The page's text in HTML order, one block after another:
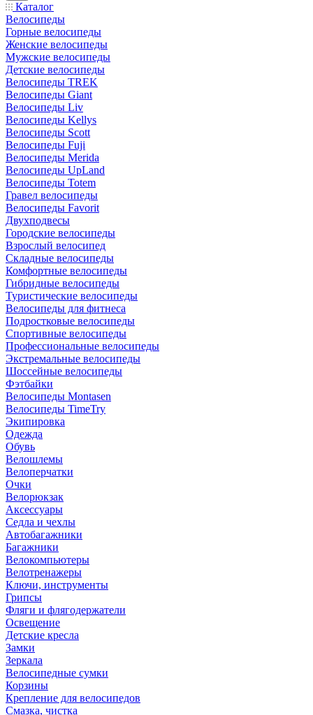
Каталог
Велосипеды
Горные велосипеды
Женские велосипеды
Мужские велосипеды
Детские велосипеды
Велосипеды TREK
Велосипеды Giant
Велосипеды Liv
Велосипеды Kellys
Велосипеды Scott
Велосипеды Fuji
Велосипеды Merida
Велосипеды UpLand
Велосипеды Totem
Гравел велосипеды
Велосипеды Favorit
Двухподвесы
Городские велосипеды
Взрослый велосипед
Складные велосипеды
Комфортные велосипеды
Гибридные велосипеды
Туристические велосипеды
Велосипеды для фитнеса
Подростковые велосипеды
Спортивные велосипеды
Профессиональные велосипеды
Экстремальные велосипеды
Шоссейные велосипеды
Фэтбайки
Велосипеды Montasen
Велосипеды TimeTry
Экипировка
Одежда
Обувь
Велошлемы
Велоперчатки
Очки
Велорюкзак
Аксессуары
Седла и чехлы
Автобагажники
Багажники
Велокомпьютеры
Велотренажеры
Ключи, инструменты
Грипсы
Фляги и флягодержатели
Освещение
Детские кресла
Замки
Зеркала
Велосипедные сумки
Корзины
Крепление для велосипедов
Смазка, чистка